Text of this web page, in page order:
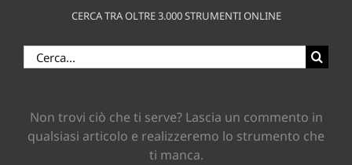
CERCA TRA OLTRE 3.000 STRUMENTI ONLINE
Cerca
per:
Non trovi ciò che ti serve? Lascia un commento in
qualsiasi articolo e realizzeremo lo strumento che
ti manca.